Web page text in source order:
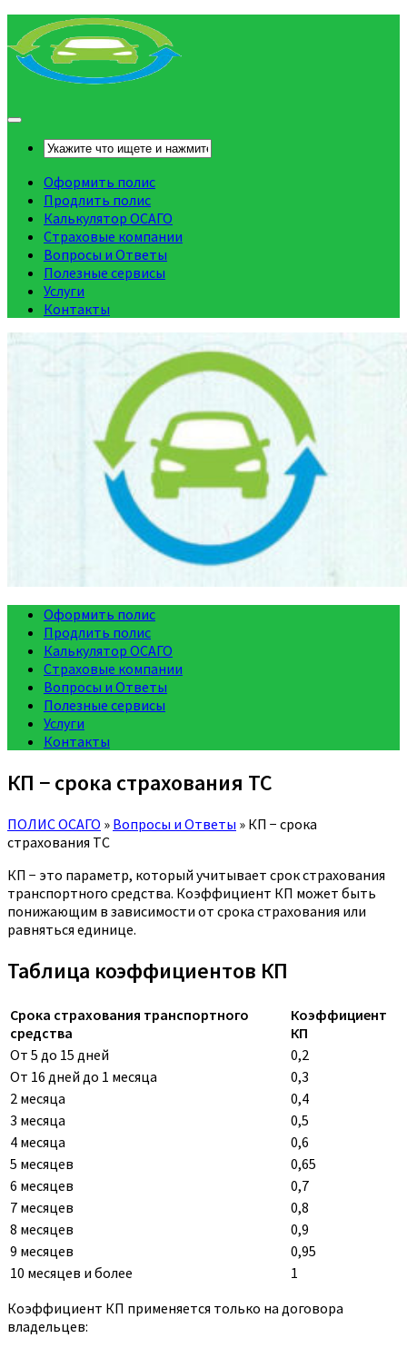
Оформить полис
Продлить полис
Калькулятор ОСАГО
Страховые компании
Вопросы и Ответы
Полезные сервисы
Услуги
Контакты
Оформить полис
Продлить полис
Калькулятор ОСАГО
Страховые компании
Вопросы и Ответы
Полезные сервисы
Услуги
Контакты
КП − срока страхования ТС
ПОЛИС ОСАГО » Вопросы и Ответы » КП − срока
страхования ТС
КП − это параметр, который учитывает срок страхования
транспортного средства. Коэффициент КП может быть
понижающим в зависимости от срока страхования или
равняться единице.
Таблица коэффициентов КП
Срока страхования транспортного
средства
Коэффициент
КП
От 5 до 15 дней
0,2
От 16 дней до 1 месяца
0,3
2 месяца
0,4
3 месяца
0,5
4 месяца
0,6
5 месяцев
0,65
6 месяцев
0,7
7 месяцев
0,8
8 месяцев
0,9
9 месяцев
0,95
10 месяцев и более
1
Коэффициент КП применяется только на договора
владельцев: